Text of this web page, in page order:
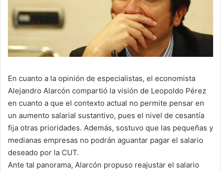
En cuanto a la opinión de especialistas, el economista
Alejandro Alarcón compartió la visión de Leopoldo Pérez
en cuanto a que el contexto actual no permite pensar en
un aumento salarial sustantivo, pues el nivel de cesantía
fija otras prioridades. Además, sostuvo que las pequeñas y
medianas empresas no podrán aguantar pagar el salario
deseado por la CUT.
Ante tal panorama, Alarcón propuso reajustar el salario